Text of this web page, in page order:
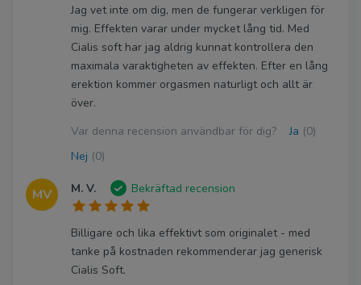
Jag vet inte om dig, men de fungerar verkligen för
mig. Effekten varar under mycket lång tid. Med
Cialis soft har jag aldrig kunnat kontrollera den
maximala varaktigheten av effekten. Efter en lång
erektion kommer orgasmen naturligt och allt är
över.
Var denna recension användbar för dig?
Ja (0)
Nej (0)
MV M. V. Bekräftad recension
Billigare och lika effektivt som originalet - med
tanke på kostnaden rekommenderar jag generisk
Cialis Soft.